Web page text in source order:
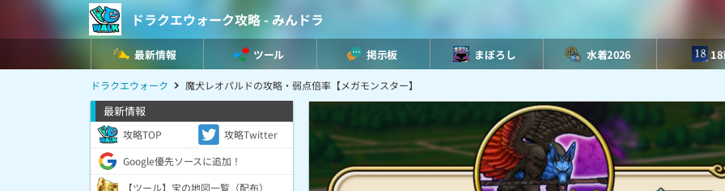
ドラクエウォーク攻略 - みんドラ
最新情報 ツール 掲示板 まぼろし 水着2026 18
ドラクエウォーク 魔犬レオパルドの攻略・弱点倍率【メガモンスター】
最新情報
攻略TOP
攻略Twitter
Google優先ソースに追加！
【ツール】宝の地図一覧（配布）